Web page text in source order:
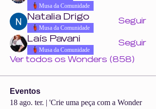
Musa da Comunidade
Natalia Drigo
Musa da Comunidade
Seguir
Laís Pavani
Musa da Comunidade
Seguir
Ver todos os Wonders (858)
Eventos
18 ago. ter. | 'Crie uma peça com a Wonder